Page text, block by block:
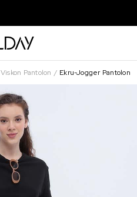
Viskon Pantolon Ekru-Jogger Pantolon